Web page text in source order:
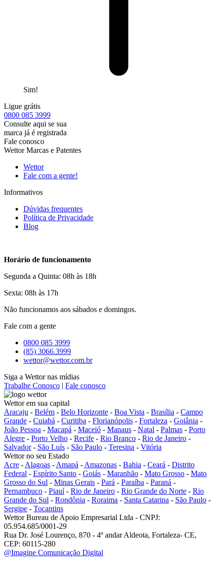
Sim!
Ligue grátis
0800 085 3999
Consulte aqui se sua
marca já é registrada
Fale conosco
Wettor Marcas e Patentes
Wettor
Fale com a gente!
Informativos
Dúvidas frequentes
Política de Privacidade
Blog
Horário de funcionamento
Segunda a Quinta: 08h às 18h
Sexta: 08h às 17h
Não funcionamos aos sábados e domingos.
Fale com a gente
0800 085 3999
(85) 3066.3999
wettor@wettor.com.br
Siga a Wettor nas mídias
Trabalhe Conosco | Fale conosco
Wettor em sua capital
Aracaju - Belém - Belo Horizonte - Boa Vista - Brasília - Campo
Grande - Cuiabá - Curitiba - Florianópolis - Fortaleza - Goiânia -
João Pessoa - Macapá - Maceió - Manaus - Natal - Palmas - Porto
Alegre - Porto Velho - Recife - Rio Branco - Rio de Janeiro -
Salvador- São Luís - São Paulo - Teresina - Vitória
Wettor no seu Estado
Acre - Alagoas - Amapá - Amazonas - Bahia - Ceará - Distrito
Federal - Espírito Santo - Goiás - Maranhão - Mato Grosso - Mato
Grosso do Sul - Minas Gerais - Pará - Paraíba - Paraná -
Pernambuco - Piauí- Rio de Janeiro - Rio Grande do Norte - Rio
Grande do Sul - Rondônia - Roraima - Santa Catarina - São Paulo -
Sergipe - Tocantins
Wettor Bureau de Apoio Empresarial Ltda - CNPJ:
05.954.685/0001-29
Rua Dr. José Lourenço, 870 - 4º andar Aldeota, Fortaleza- CE,
CEP: 60115-280
@Imagine Comunicação Digital